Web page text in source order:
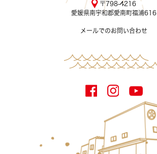
〒798-4216
愛媛県南宇和郡愛南町福浦616
メールでのお問い合わせ